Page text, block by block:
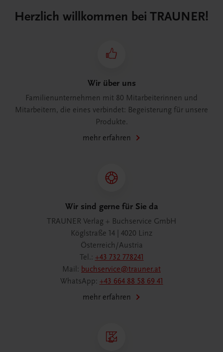
Herzlich willkommen bei TRAUNER!
Wir über uns
Familienunternehmen mit 80 Mitarbeiterinnen und
Mitarbeitern, die eines verbindet: Begeisterung für unsere
Produkte.
mehr erfahren
Wir sind gerne für Sie da
TRAUNER Verlag + Buchservice GmbH
Köglstraße 14 | 4020 Linz
Österreich/Austria
Tel.: +43 732 778241
Mail: buchservice@trauner.at
WhatsApp: +43 664 88 58 69 41
mehr erfahren